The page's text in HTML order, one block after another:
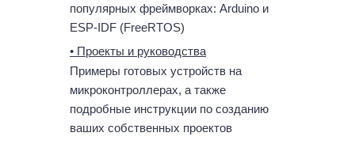
популярных фреймворках: Arduino и
ESP-IDF (FreeRTOS)
• Проекты и руководства
Примеры готовых устройств на
микроконтроллерах, а также
подробные инструкции по созданию
ваших собственных проектов